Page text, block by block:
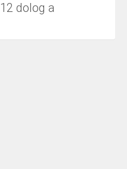
dolog a